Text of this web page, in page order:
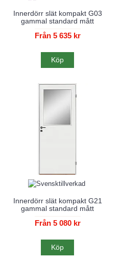
Innerdörr slät kompakt G03
gammal standard mått
Från 5 635 kr
Köp
Innerdörr slät kompakt G21
gammal standard mått
Från 5 080 kr
Köp